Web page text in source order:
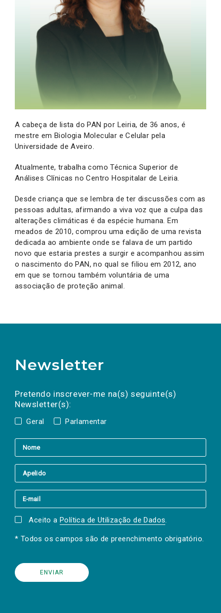
A cabeça de lista do PAN por Leiria, de 36 anos, é
mestre em Biologia Molecular e Celular pela
Universidade de Aveiro.
Atualmente, trabalha como Técnica Superior de
Análises Clínicas no Centro Hospitalar de Leiria.
Desde criança que se lembra de ter discussões com as
pessoas adultas, afirmando a viva voz que a culpa das
alterações climáticas é da espécie humana. Em
meados de 2010, comprou uma edição de uma revista
dedicada ao ambiente onde se falava de um partido
novo que estaria prestes a surgir e acompanhou assim
o nascimento do PAN, no qual se filiou em 2012, ano
em que se tornou também voluntária de uma
associação de proteção animal.
Newsletter
Pretendo inscrever-me na(s) seguinte(s)
Newsletter(s):
Geral Parlamentar
a(s) newsletter(s).
mail
Aceito a Política de Utilização de Dados.
* Todos os campos são de preenchimento obrigatório.